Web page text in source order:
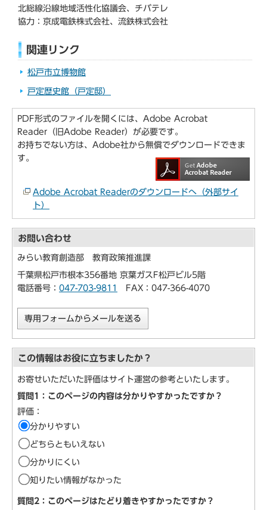
北総線沿線地域活性化協議会、チバテレ
協力：京成電鉄株式会社、流鉄株式会社
関連リンク
松戸市立博物館
戸定歴史館（戸定邸）
PDF形式のファイルを開くには、Adobe Acrobat
Reader（旧Adobe Reader）が必要です。
お持ちでない方は、Adobe社から無償でダウンロードできま
す。
Adobe Acrobat Readerのダウンロードへ（外部サイ
ト）
お問い合わせ
みらい教育創造部 教育政策推進課
千葉県松戸市根本356番地 京葉ガスF松戸ビル5階
電話番号： 047-703-9811 FAX：047-366-4070
専用フォームからメールを送る
この情報はお役に立ちましたか？
お寄せいただいた評価はサイト運営の参考といたします。
質問1：このページの内容は分かりやすかったですか？
評価：
分かりやすい
どちらともいえない
分かりにくい
知りたい情報がなかった
質問2：このページはたどり着きやすかったですか？